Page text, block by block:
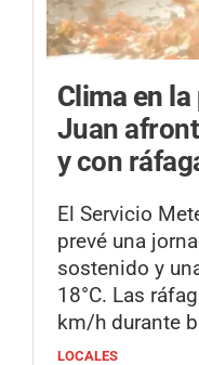
Clima en
Juan
y con
El Servicio
prevé una
sostenido y
18°C. Las
km/h durante
LOCALES